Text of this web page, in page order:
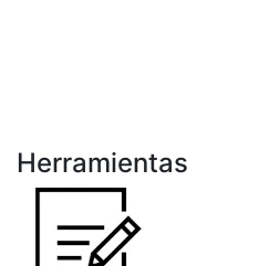
Herramientas